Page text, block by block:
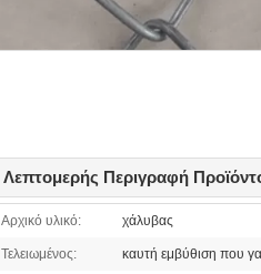
Λεπτομερής Περιγραφή
Αρχικό υλικό: χάλυβας
Τελειωμένος: καυτή εμβύθιση που